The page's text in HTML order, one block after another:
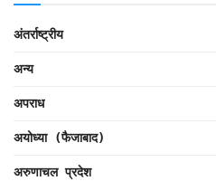
अंतर्राष्ट्रीय
अन्य
अपराध
अयोध्या (फैजाबाद)
अरुणाचल प्रदेश